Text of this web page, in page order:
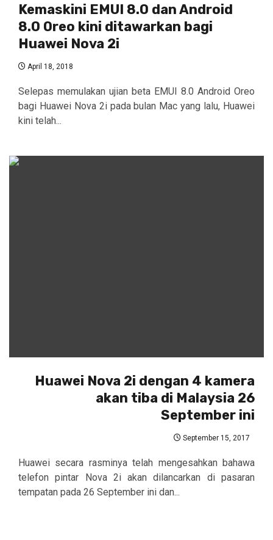
Kemaskini EMUI 8.0 dan Android
8.0 Oreo kini ditawarkan bagi
Huawei Nova 2i
April 18, 2018
Selepas memulakan ujian beta EMUI 8.0 Android Oreo
bagi Huawei Nova 2i pada bulan Mac yang lalu, Huawei
kini telah...
Huawei Nova 2i dengan 4 kamera
akan tiba di Malaysia 26
September ini
September 15, 2017
Huawei secara rasminya telah mengesahkan bahawa
telefon pintar Nova 2i akan dilancarkan di pasaran
tempatan pada 26 September ini dan...